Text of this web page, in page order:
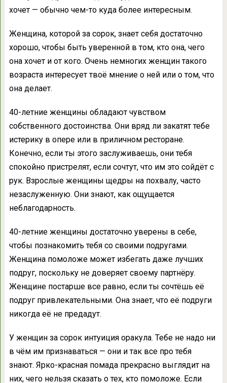
хочет — обычно чем-то куда более интересным.
Женщина, которой за сорок, знает себя достаточно
хорошо, чтобы быть уверенной в том, кто она, чего
она хочет и от кого. Очень немногих женщин такого
возраста интересует твоё мнение о ней или о том, что
она делает.
40-летние женщины обладают чувством
собственного достоинства. Они вряд ли закатят тебе
истерику в опере или в приличном ресторане.
Конечно, если ты этого заслуживаешь, они тебя
спокойно пристрелят, если сочтут, что им это сойдёт с
рук. Взрослые женщины щедры на похвалу, часто
незаслуженную. Они знают, как ощущается
неблагодарность.
40-летние женщины достаточно уверены в себе,
чтобы познакомить тебя со своими подругами.
Женщина помоложе может избегать даже лучших
подруг, поскольку не доверяет своему партнёру.
Женщине постарше все равно, если ты сочтёшь её
подруг привлекательными. Она знает, что её подруги
никогда её не предадут.
У женщин за сорок интуиция оракула. Тебе не надо ни
в чём им признаваться — они и так все про тебя
знают. Ярко-красная помада прекрасно выглядит на
них, чего нельзя сказать о тех, кто помоложе. Если